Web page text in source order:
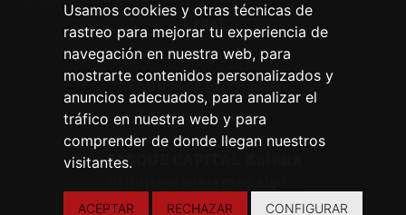
Usamos cookies y otras técnicas de
rastreo para mejorar tu experiencia de
navegación en nuestra web, para
mostrarte contenidos personalizados y
anuncios adecuados, para analizar el
tráfico en nuestra web y para
comprender de donde llegan nuestros
visitantes.
ACEPTAR RECHAZAR CONFIGURAR
Legal
Aviso legal
Política de privacidad
Política de cookies
BASQUE CAPITAL Kultura